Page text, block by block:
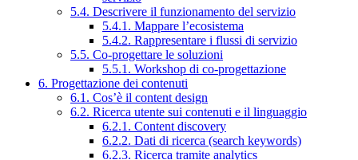
5.4. Descrivere il funzionamento del servizio
5.4.1. Mappare l’ecosistema
5.4.2. Rappresentare i flussi di servizio
5.5. Co-progettare le soluzioni
5.5.1. Workshop di co-progettazione
6. Progettazione dei contenuti
6.1. Cos’è il content design
6.2. Ricerca utente sui contenuti e il linguaggio
6.2.1. Content discovery
6.2.2. Dati di ricerca (search keywords)
6.2.3. Ricerca tramite analytics